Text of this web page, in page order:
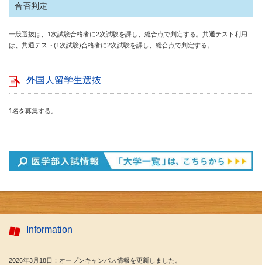
合否判定
一般選抜は、1次試験合格者に2次試験を課し、総合点で判定する。共通テスト利用
は、共通テスト(1次試験)合格者に2次試験を課し、総合点で判定する。
外国人留学生選抜
1名を募集する。
Information
2026年3月18日：オープンキャンパス情報を更新しました。